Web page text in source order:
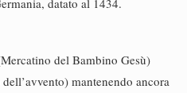
del Bambino Gesù)
mantenendo ancora